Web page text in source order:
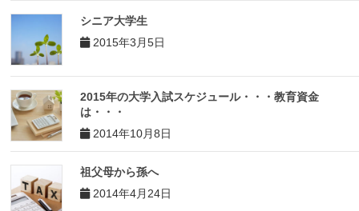
シニア大学生
2015年3月5日
2015年の大学入試スケジュール・・・教育資金
は・・・
2014年10月8日
祖父母から孫へ
2014年4月24日